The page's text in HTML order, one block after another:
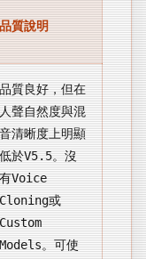
品質說明
品質良好，但在
人聲自然度與混
音清晰度上明顯
低於V5.5。沒
有Voice
Cloning或
Custom
Models。可使